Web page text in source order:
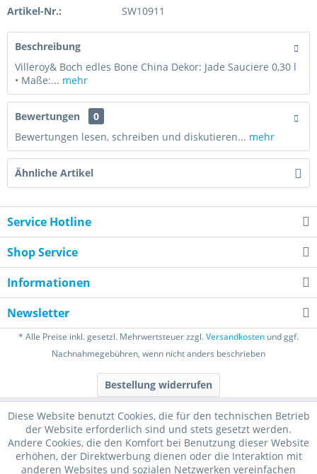
Artikel-Nr.: SW10911
Beschreibung
Villeroy& Boch edles Bone China Dekor: Jade Sauciere 0,30 l
• Maße:... mehr
Bewertungen
0
Bewertungen lesen, schreiben und diskutieren... mehr
Ähnliche Artikel
Service Hotline
Shop Service
Informationen
Newsletter
* Alle Preise inkl. gesetzl. Mehrwertsteuer zzgl.Versandkosten und ggf.
Nachnahmegebühren, wenn nicht anders beschrieben
Bestellung widerrufen
Diese Website benutzt Cookies, die für den technischen Betrieb
der Website erforderlich sind und stets gesetzt werden.
Andere Cookies, die den Komfort bei Benutzung dieser Website
erhöhen, der Direktwerbung dienen oder die Interaktion mit
anderen Websites und sozialen Netzwerken vereinfachen